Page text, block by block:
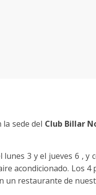
sede del Club Billar
3 y el jueves 6 , y
acondicionado. Los
un restaurante de